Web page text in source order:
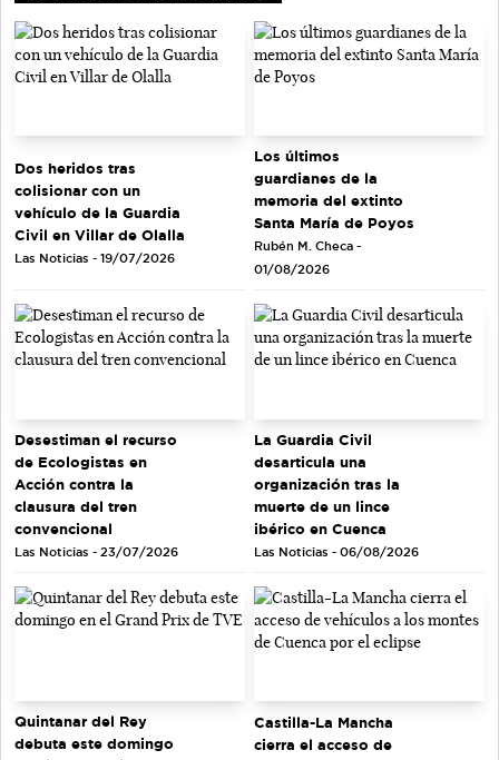
Dos heridos tras
colisionar con un
vehículo de la Guardia
Civil en Villar de Olalla
Las Noticias - 19/07/2026
Los últimos
guardianes de la
memoria del extinto
Santa María de Poyos
Rubén M. Checa -
01/08/2026
Desestiman el recurso
de Ecologistas en
Acción contra la
clausura del tren
convencional
Las Noticias - 23/07/2026
La Guardia Civil
desarticula una
organización tras la
muerte de un lince
ibérico en Cuenca
Las Noticias - 06/08/2026
Quintanar del Rey
debuta este domingo
Castilla-La Mancha
cierra el acceso de